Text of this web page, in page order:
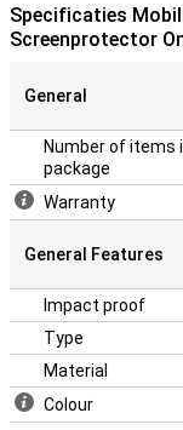
Specificaties
Screenprotector
General
Number of items
package
Warranty
General Features
Impact proof
Type
Material
Colour